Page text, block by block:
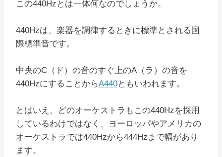
この440Hzとは一体何なのでしょうか。
440Hzは、楽器を調律するときに標準とされる国
際標準音です。
中央のC（ド）の音のすぐ上のA（ラ）の音を
440HzにすることからA440ともいわれます。
とはいえ、どのオーケストラもこの440Hzを採用
しているわけではなく、ヨーロッパやアメリカの
オーケストラでは440Hzから444Hzまで幅があり
ます。